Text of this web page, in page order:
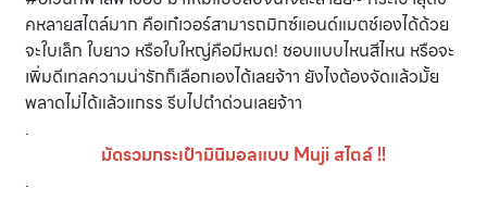
คหลายสไตล์มาก คือเก๋เวอร์สามารถมิกซ์แอนด์แมตช์เองได้ด้วย
จะใบเล็ก ใบยาว หรือใบใหญ่คือมีหมด! ชอบแบบไหนสีไหน หรือจะ
เพิ่มดีเทลความน่ารักก็เลือกเองได้เลยจ้าา ยังไงต้องจัดแล้วมั้ย
พลาดไม่ได้แล้วแกรร รีบไปตำด่วนเลยจ้าา
.
มัดรวมกระเป๋ามินิมอลแบบ Muji สไตล์ !!
.